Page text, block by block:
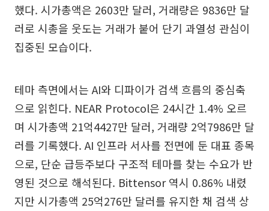
했다. 시가총액은 2603만 달러, 거래량은 9836만 달
러로 시총을 웃도는 거래가 붙어 단기 과열성 관심이
집중된 모습이다.
테마 측면에서는 AI와 디파이가 검색 흐름의 중심축
으로 읽힌다. NEAR Protocol은 24시간 1.4% 오르
며 시가총액 21억4427만 달러, 거래량 2억7986만 달
러를 기록했다. AI 인프라 서사를 전면에 둔 대표 종목
으로, 단순 급등주보다 구조적 테마를 찾는 수요가 반
영된 것으로 해석된다. Bittensor 역시 0.86% 내렸
지만 시가총액 25억276만 달러를 유지한 채 검색 상